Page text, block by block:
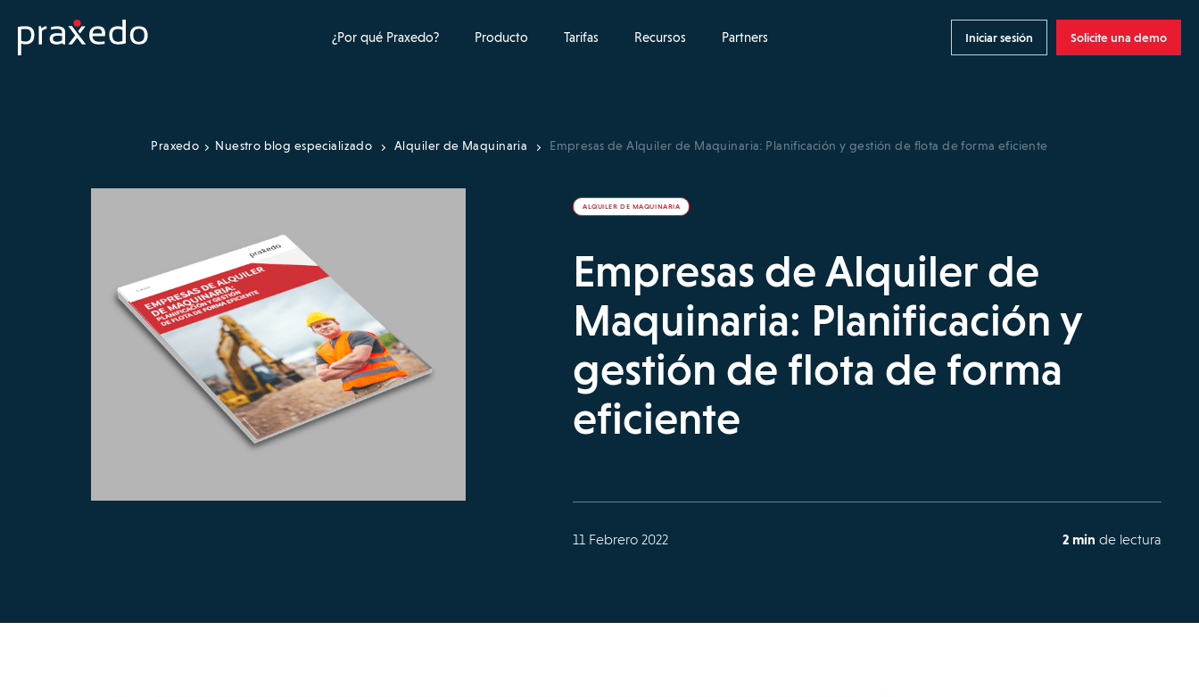
¿Por qué Praxedo? Producto Tarifas Recursos Partners Iniciar sesión Solicite una demo
Praxedo Nuestro blog especializado Alquiler de Maquinaria Empresas de Alquiler de Maquinaria: Planificación y gestión de flota de forma eficiente
ALQUILER DE MAQUINARIA
Empresas de Alquiler de
Maquinaria: Planificación y
gestión de flota de forma
eficiente
11 Febrero 2022 2 min de lectura